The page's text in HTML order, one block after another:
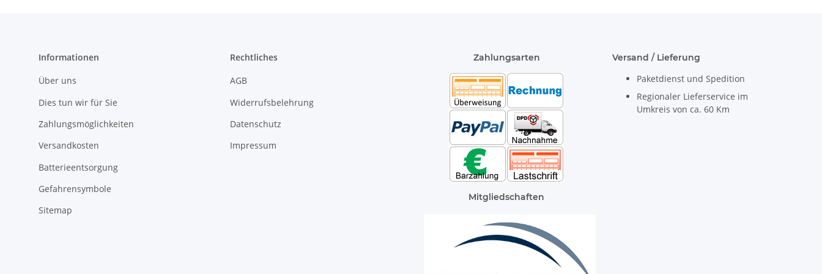
Informationen
Über uns
Dies tun wir für Sie
Zahlungsmöglichkeiten
Versandkosten
Batterieentsorgung
Gefahrensymbole
Sitemap
Rechtliches
AGB
Widerrufsbelehrung
Datenschutz
Impressum
Zahlungsarten
Mitgliedschaften
Versand / Lieferung
Paketdienst und Spedition
Regionaler Lieferservice im
Umkreis von ca. 60 Km